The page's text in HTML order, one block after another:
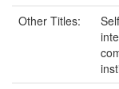
Other Titles: